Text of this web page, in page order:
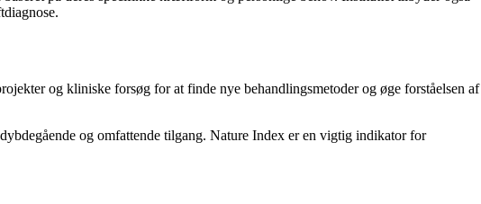
og kliniske forsøg for at finde nye behandlingsmetoder og øge forståelsen af
og omfattende tilgang. Nature Index er en vigtig indikator for